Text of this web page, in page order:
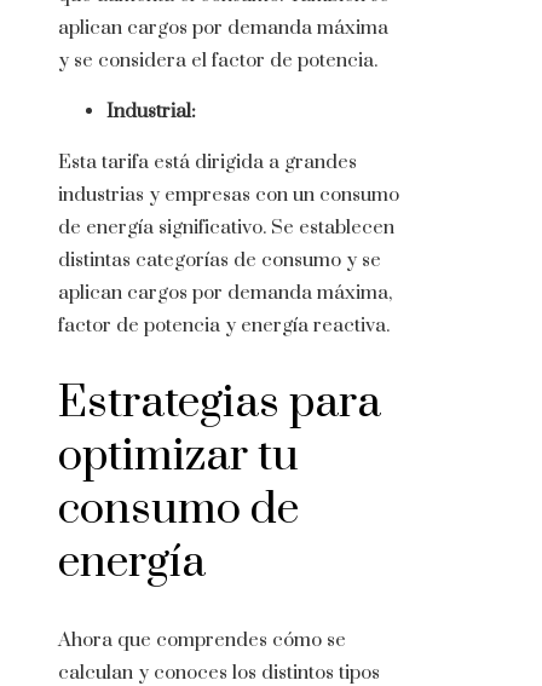
aplican cargos por demanda máxima
y se considera el factor de potencia.
Industrial:
Esta tarifa está dirigida a grandes
industrias y empresas con un consumo
de energía significativo. Se establecen
distintas categorías de consumo y se
aplican cargos por demanda máxima,
factor de potencia y energía reactiva.
Estrategias para
optimizar tu
consumo de
energía
Ahora que comprendes cómo se
calculan y conoces los distintos tipos